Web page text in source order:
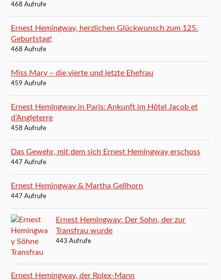
468 Aufrufe
Ernest Hemingway, herzlichen Glückwunsch zum 125.
Geburtstag!
468 Aufrufe
Miss Mary – die vierte und letzte Ehefrau
459 Aufrufe
Ernest Hemingway in Paris: Ankunft im Hôtel Jacob et
d’Angleterre
458 Aufrufe
Das Gewehr, mit dem sich Ernest Hemingway erschoss
447 Aufrufe
Ernest Hemingway & Martha Gellhorn
447 Aufrufe
Ernest Hemingway: Der Sohn, der zur
Transfrau wurde
443 Aufrufe
Ernest Hemingway, der Rolex-Mann